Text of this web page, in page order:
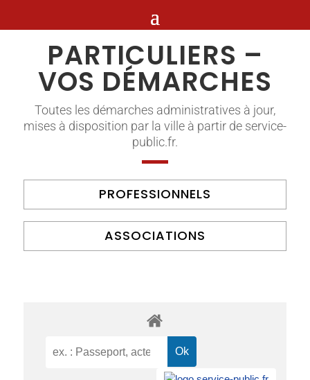
PARTICULIERS –
VOS DÉMARCHES
Toutes les démarches administratives à jour,
mises à disposition par la ville à partir de service-
public.fr.
PROFESSIONNELS
ASSOCIATIONS